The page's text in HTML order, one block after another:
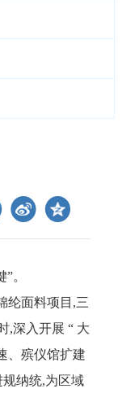
。
纶面料项目,三
,深入开展 “ 大
、殡仪馆扩建
纳统,为区域